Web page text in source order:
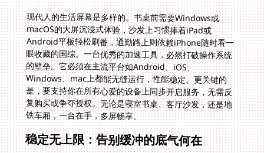
现代人的生活屏幕是多样的。书桌前需要Windows或
macOS的大屏沉浸式体验，沙发上习惯捧着iPad或
Android平板轻松刷番，通勤路上则依赖iPhone随时看一
眼收藏的国综。一台优秀的加速工具，必然打破操作系统
的壁垒。它必须在主流平台如Android、iOS、
Windows、mac上都能无缝运行，性能稳定。更关键的
是，要支持你在所有心爱的设备上同步开启服务，无需反
复购买或争夺授权。无论是寝室书桌、客厅沙发，还是地
铁车厢，一台在手，多屏畅享。
稳定无上限：告别缓冲的底气何在